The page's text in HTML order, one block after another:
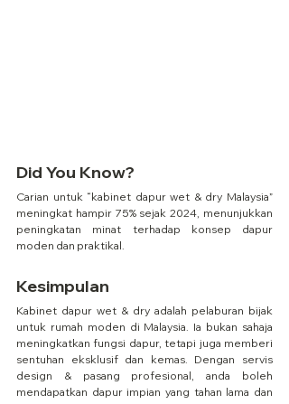
Did You Know?
Carian untuk “kabinet dapur wet & dry Malaysia”
meningkat hampir 75% sejak 2024, menunjukkan
peningkatan minat terhadap konsep dapur
moden dan praktikal.
Kesimpulan
Kabinet dapur wet & dry adalah pelaburan bijak
untuk rumah moden di Malaysia. Ia bukan sahaja
meningkatkan fungsi dapur, tetapi juga memberi
sentuhan eksklusif dan kemas. Dengan servis
design & pasang profesional, anda boleh
mendapatkan dapur impian yang tahan lama dan